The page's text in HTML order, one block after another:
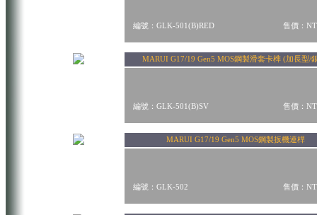
編號：GLK-501(B)RED 售價：
MARUI G17/19 Gen5 MOS鋼製滑套卡榫 (加長型/
編號：GLK-501(B)SV 售價：
MARUI G17/19 Gen5 MOS鋼製扳機連桿
編號：GLK-502 售價：